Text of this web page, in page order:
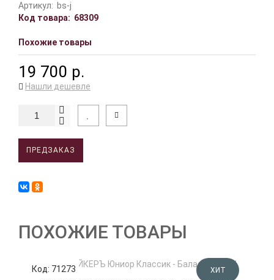
Артикул: bs-j
Код товара: 68309
Похожие товары
19 700 р.
Нашли дешевле
ПРЕДЗАКАЗ
ПОХОЖИЕ ТОВАРЫ
Код: 71273 ХИТ